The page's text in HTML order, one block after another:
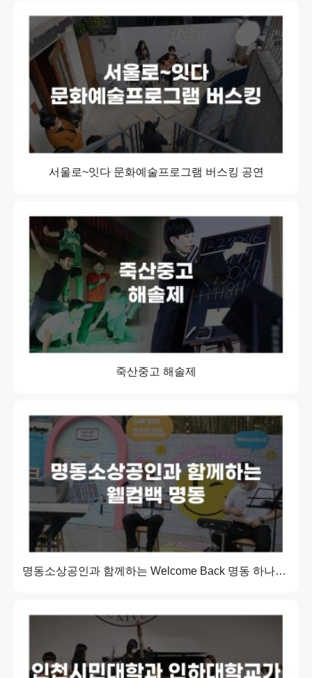
서울로~잇다 문화예술프로그램 버스킹 공연
죽산중고 해솔제
명동소상공인과 함께하는 Welcome Back 명동 하나금융그룹 X 명동상인회 주최